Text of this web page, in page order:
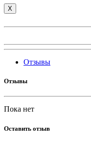
X
Отзывы
Отзывы
Пока нет
Оставить отзыв